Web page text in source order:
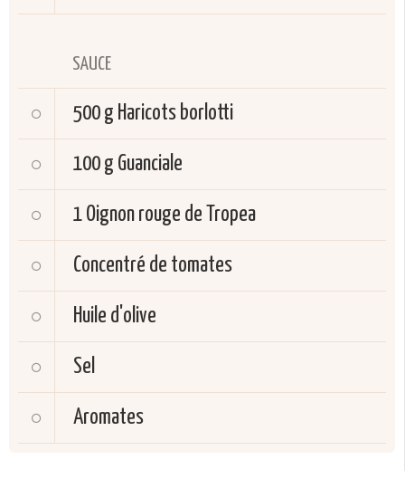
SAUCE
500 g Haricots borlotti
100 g Guanciale
1 Oignon rouge de Tropea
Concentré de tomates
Huile d'olive
Sel
Aromates